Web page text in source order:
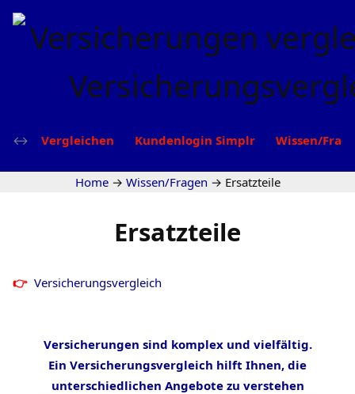
Vergleichen Kundenlogin Simplr Wissen/
Home → Wissen/Fragen → Ersatzteile
Ersatzteile
Versicherungsvergleich
Versicherungen sind komplex und vielfältig.
Ein Versicherungsvergleich hilft Ihnen, die
unterschiedlichen Angebote zu verstehen